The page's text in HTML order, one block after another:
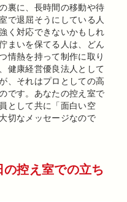
裏に、長時間の移動や待
で退屈そうにしている人
く対応できないかもしれ
まいを保てる人は、どん
情熱を持って制作に取り
健康経営優良法人として
、それはプロとしての高
です。あなたの控え室で
として共に「面白い空
切なメッセージなので
控え室での立ち